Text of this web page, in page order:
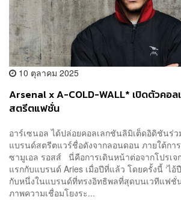
10 ตุลาคม 2025
Arsenal x A-COLD-WALL* เปิดตัวคอล
สตรีตแฟชั่น
อาร์เซนอล ได้ปล่อยคอลเลกชันลิมิเต็ดอิดิชันร่ว
แบรนด์สตรีตแวร์ชื่อดังจากลอนดอน ภายใต้กา
ซามูเอล รอสส์ นี่คือการเดินหน้าต่อจากโปรเ
แรกกับแบรนด์ Aries เมื่อปีที่แล้ว โดยครั้งนี้ ‘ไอ้
กับหนึ่งในแบรนด์ที่ทรงอิทธิพลที่สุดบนเวทีแฟชั่
ภาพความเชื่อมโยงระ...